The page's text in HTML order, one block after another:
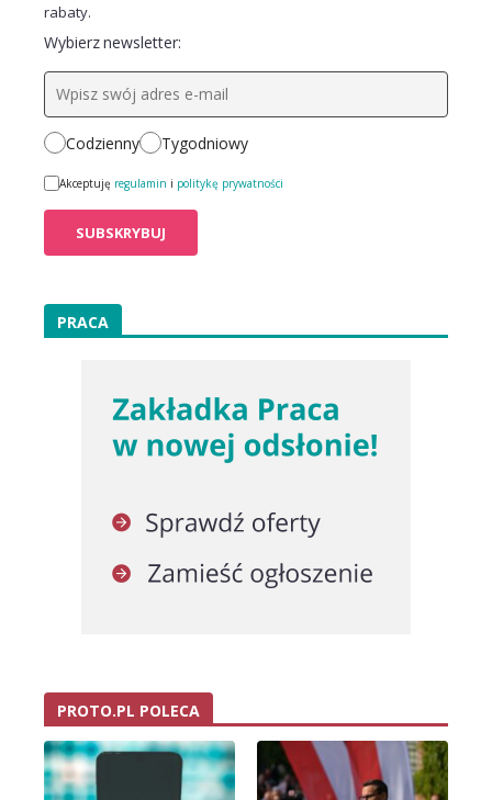
rabaty.
Wybierz newsletter:
Codzienny Tygodniowy
Akceptuję regulamin i politykę prywatności
PRACA
PROTO.PL POLECA